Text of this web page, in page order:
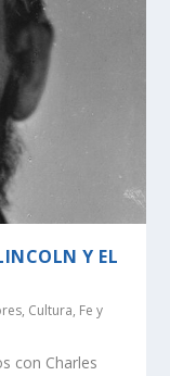
Y EL
, Cultura, Fe y
con Charles